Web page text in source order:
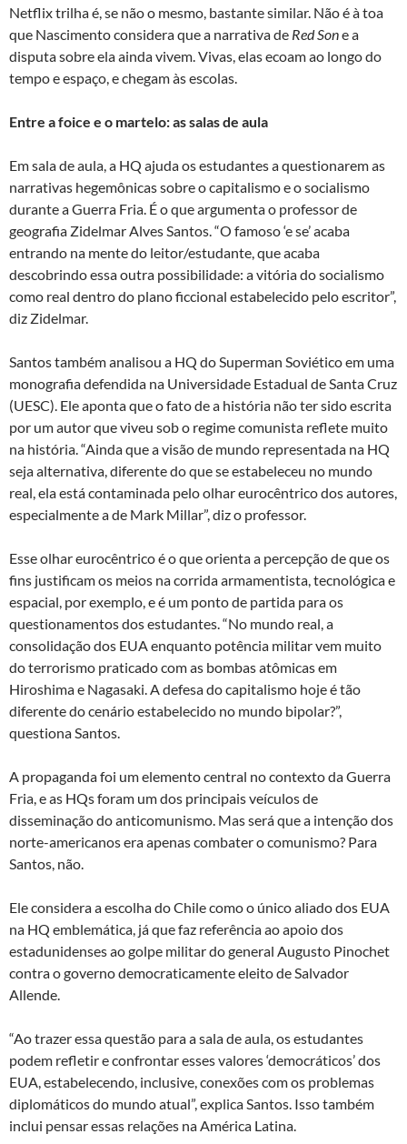
Netflix trilha é, se não o mesmo, bastante similar. Não é à toa
que Nascimento considera que a narrativa de Red Sone a
disputa sobre ela ainda vivem. Vivas, elas ecoam ao longo do
tempo e espaço, e chegam às escolas.
Entre a foice e o martelo: as salas de aula
Em sala de aula, a HQ ajuda os estudantes a questionarem as
narrativas hegemônicas sobre o capitalismo e o socialismo
durante a Guerra Fria. É o que argumenta o professor de
geografia Zidelmar Alves Santos. “O famoso ‘e se’ acaba
entrando na mente do leitor/estudante, que acaba
descobrindo essa outra possibilidade: a vitória do socialismo
como real dentro do plano ficcional estabelecido pelo escritor”,
diz Zidelmar.
Santos também analisou a HQ do Superman Soviético em uma
monografia defendida na Universidade Estadual de Santa Cruz
(UESC). Ele aponta que o fato de a história não ter sido escrita
por um autor que viveu sob o regime comunista reflete muito
na história. “Ainda que a visão de mundo representada na HQ
seja alternativa, diferente do que se estabeleceu no mundo
real, ela está contaminada pelo olhar eurocêntrico dos autores,
especialmente a de Mark Millar”, diz o professor.
Esse olhar eurocêntrico é o que orienta a percepção de que os
fins justificam os meios na corrida armamentista, tecnológica e
espacial, por exemplo, e é um ponto de partida para os
questionamentos dos estudantes. “No mundo real, a
consolidação dos EUA enquanto potência militar vem muito
do terrorismo praticado com as bombas atômicas em
Hiroshima e Nagasaki. A defesa do capitalismo hoje é tão
diferente do cenário estabelecido no mundo bipolar?”,
questiona Santos.
A propaganda foi um elemento central no contexto da Guerra
Fria, e as HQs foram um dos principais veículos de
disseminação do anticomunismo. Mas será que a intenção dos
norte-americanos era apenas combater o comunismo? Para
Santos, não.
Ele considera a escolha do Chile como o único aliado dos EUA
na HQ emblemática, já que faz referência ao apoio dos
estadunidenses ao golpe militar do general Augusto Pinochet
contra o governo democraticamente eleito de Salvador
Allende.
“Ao trazer essa questão para a sala de aula, os estudantes
podem refletir e confrontar esses valores ‘democráticos’ dos
EUA, estabelecendo, inclusive, conexões com os problemas
diplomáticos do mundo atual”, explica Santos. Isso também
inclui pensar essas relações na América Latina.